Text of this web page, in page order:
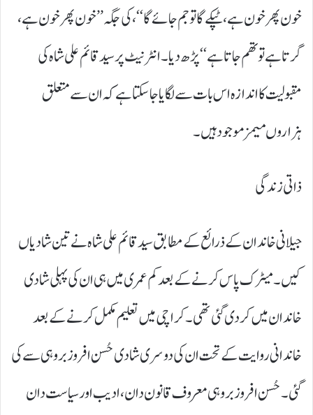
خون پھر خون ہے، ٹپکے گا تو جم جائے گا‘‘، کی جگہ ’’ خون پھر خون ہے،
گرتا ہے تو تھم جاتا ہے‘‘ پڑھ دیا۔ انٹرنیٹ پر سید قائم علی شاہ کی
مقبولیت کا اندازہ اس بات سے لگایا جاسکتا ہے کہ ان سے متعلق
ہزاروں میمز موجود ہیں۔
ذاتی زندگی
جیلانی خاندان کے ذرائع کے مطابق سید قائم علی شاہ نے تین شادیاں
کیں۔ میٹرک پاس کرنے کے بعد کم عمری میں ہی ان کی پہلی شادی
خاندان میں کردی گئی تھی۔ کراچی میں تعلیم مکمل کرنے کے بعد
خاندانی روایت کے تحت ان کی دوسری شادی حُسن افروز بروہی سے کی
گئی۔ حُسن افروز بروہی معروف قانون دان، ادیب اور سیاست دان